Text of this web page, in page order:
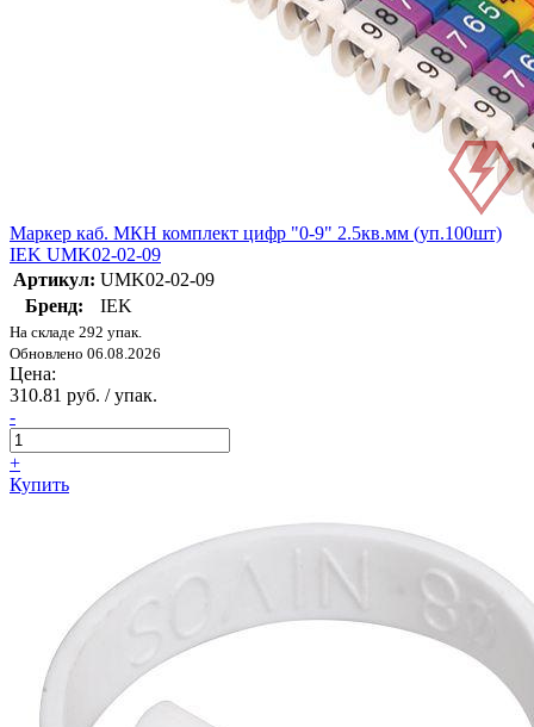
Маркер каб. МКН комплект цифр "0-9" 2.5кв.мм (уп.100шт)
IEK UMK02-02-09
Артикул: UMK02-02-09
Бренд:
IEK
На складе 292 упак.
Обновлено 06.08.2026
Цена:
310.81 руб. / упак.
-
+
Купить